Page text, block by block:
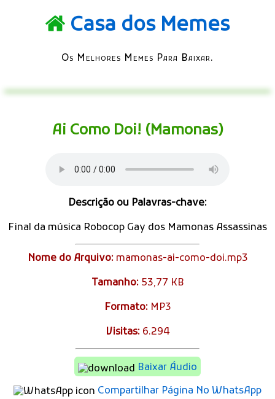
Casa dos Memes
Os Melhores Memes Para Baixar.
Ai Como Doi! (Mamonas)
Descrição ou Palavras-chave:
Final da música Robocop Gay dos Mamonas Assassinas
Nome do Arquivo:mamonas-ai-como-doi.mp3
Tamanho:53,77 KB
Formato:MP3
Visitas:6.294
Baixar Áudio
Compartilhar Página No WhatsApp